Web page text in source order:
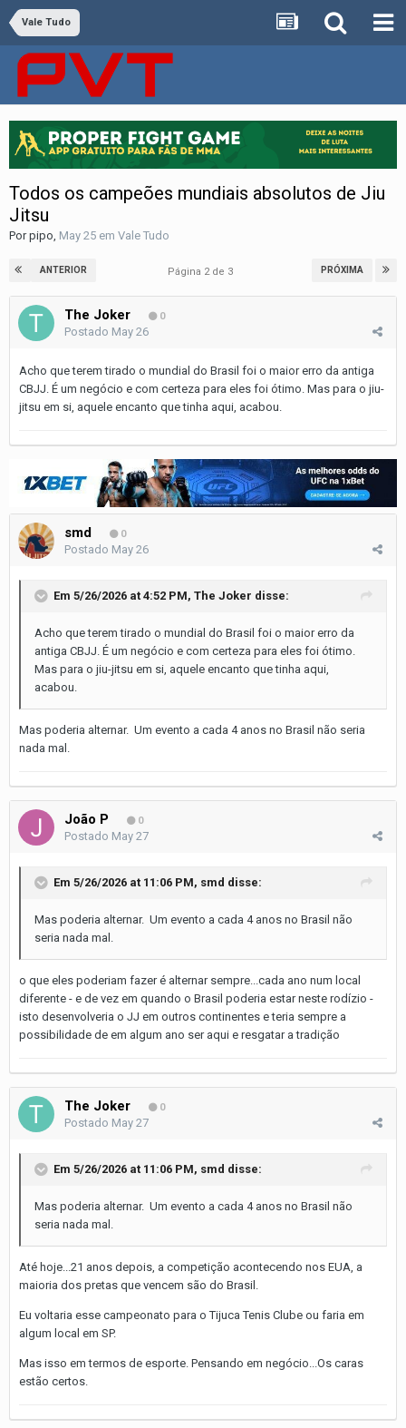
Vale Tudo
Todos os campeões mundiais absolutos de Jiu
Jitsu
Porpipo May 25 em Vale Tudo
ANTERIOR PRÓXIMA
Página 2 de 3
The Joker 0
Postado May 26
Acho que terem tirado o mundial do Brasil foi o maior erro da antiga
CBJJ. É um negócio e com certeza para eles foi ótimo. Mas para o jiu-
jitsu em si, aquele encanto que tinha aqui, acabou.
smd 0
Postado May 26
Em 5/26/2026 at 4:52 PM, The Joker disse:
Acho que terem tirado o mundial do Brasil foi o maior erro da
antiga CBJJ. É um negócio e com certeza para eles foi ótimo.
Mas para o jiu-jitsu em si, aquele encanto que tinha aqui,
acabou.
Mas poderia alternar. Um evento a cada 4 anos no Brasil não seria
nada mal.
João P 0
Postado May 27
Em 5/26/2026 at 11:06 PM, smd disse:
Mas poderia alternar. Um evento a cada 4 anos no Brasil não
seria nada mal.
o que eles poderiam fazer é alternar sempre...cada ano num local
diferente - e de vez em quando o Brasil poderia estar neste rodízio -
isto desenvolveria o JJ em outros continentes e teria sempre a
possibilidade de em algum ano ser aqui e resgatar a tradição
The Joker 0
Postado May 27
Em 5/26/2026 at 11:06 PM, smd disse:
Mas poderia alternar. Um evento a cada 4 anos no Brasil não
seria nada mal.
Até hoje...21 anos depois, a competição acontecendo nos EUA, a
maioria dos pretas que vencem são do Brasil.
Eu voltaria esse campeonato para o Tijuca Tenis Clube ou faria em
algum local em SP.
Mas isso em termos de esporte. Pensando em negócio...Os caras
estão certos.